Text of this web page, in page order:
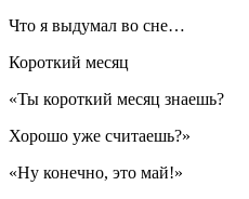
Что я выдумал во сне…
Короткий месяц
«Ты короткий месяц знаешь?
Хорошо уже считаешь?»
«Ну конечно, это май!»